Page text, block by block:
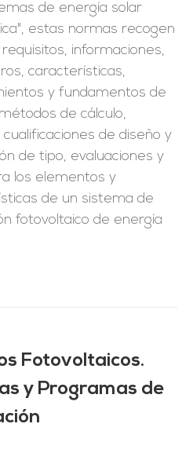
de energía solar
estas normas recogen
informaciones,
características,
y fundamentos de
de cálculo,
cualificaciones de diseño y
de tipo, evaluaciones y
los elementos y
de un sistema de
fotovoltaico de energía
Fotovoltaicos.
y Programas de